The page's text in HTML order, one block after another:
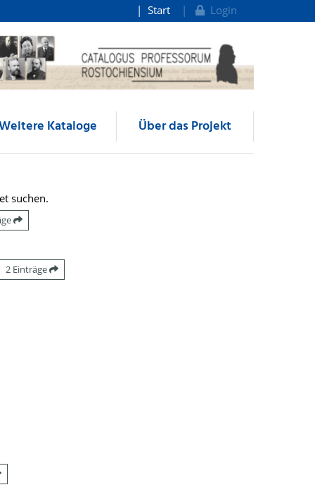
Start Login
Kataloge Über das Projekt
suchen.
2 Einträge